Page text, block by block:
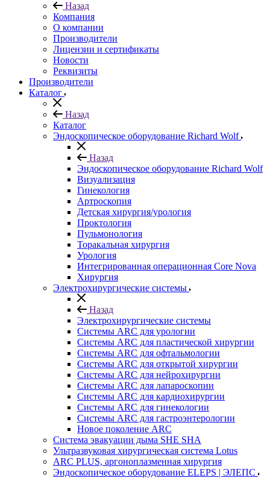
Назад
Компания
О компании
Производители
Лицензии и сертификаты
Новости
Реквизиты
Производители
Каталог
Назад
Каталог
Эндоскопическое оборудование Richard Wolf
Назад
Эндоскопическое оборудование Richard Wolf
Визуализация
Гинекология
Артроскопия
Детская хирургия/урология
Проктология
Пульмонология
Торакальная хирургия
Урология
Интегрированная операционная Core Nova
Хирургия
Электрохирургические системы
Назад
Электрохирургические системы
Системы ARC для урологии
Системы ARC для пластической хирургии
Системы ARC для офтальмологии
Системы ARC для открытой хирургии
Системы ARC для нейрохирургии
Системы ARC для лапароскопии
Системы ARC для кардиохирургии
Системы ARC для гинекологии
Системы ARC для гастроэнтерологии
Новое поколение ARC
Система эвакуации дыма SHE SHA
Ультразвуковая хирургическая система Lotus
ARC PLUS, аргоноплазменная хирургия
Эндоскопическое оборудование ELEPS | ЭЛЕПС